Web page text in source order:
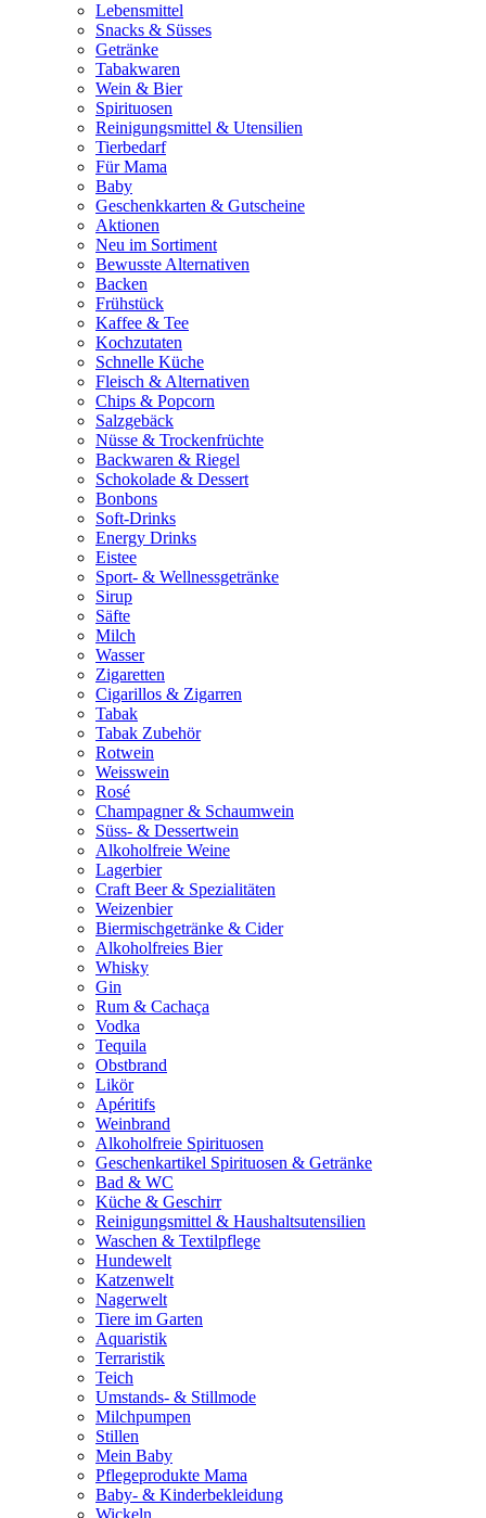
Lebensmittel
Snacks & Süsses
Getränke
Tabakwaren
Wein & Bier
Spirituosen
Reinigungsmittel & Utensilien
Tierbedarf
Für Mama
Baby
Geschenkkarten & Gutscheine
Aktionen
Neu im Sortiment
Bewusste Alternativen
Backen
Frühstück
Kaffee & Tee
Kochzutaten
Schnelle Küche
Fleisch & Alternativen
Chips & Popcorn
Salzgebäck
Nüsse & Trockenfrüchte
Backwaren & Riegel
Schokolade & Dessert
Bonbons
Soft-Drinks
Energy Drinks
Eistee
Sport- & Wellnessgetränke
Sirup
Säfte
Milch
Wasser
Zigaretten
Cigarillos & Zigarren
Tabak
Tabak Zubehör
Rotwein
Weisswein
Rosé
Champagner & Schaumwein
Süss- & Dessertwein
Alkoholfreie Weine
Lagerbier
Craft Beer & Spezialitäten
Weizenbier
Biermischgetränke & Cider
Alkoholfreies Bier
Whisky
Gin
Rum & Cachaça
Vodka
Tequila
Obstbrand
Likör
Apéritifs
Weinbrand
Alkoholfreie Spirituosen
Geschenkartikel Spirituosen & Getränke
Bad & WC
Küche & Geschirr
Reinigungsmittel & Haushaltsutensilien
Waschen & Textilpflege
Hundewelt
Katzenwelt
Nagerwelt
Tiere im Garten
Aquaristik
Terraristik
Teich
Umstands- & Stillmode
Milchpumpen
Stillen
Mein Baby
Pflegeprodukte Mama
Baby- & Kinderbekleidung
Wickeln